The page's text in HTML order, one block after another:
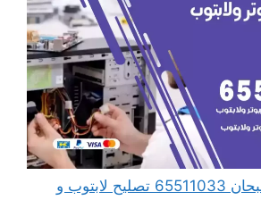
مهندس كمبيوتر صبحان 65511033 تصليح لابتوب و